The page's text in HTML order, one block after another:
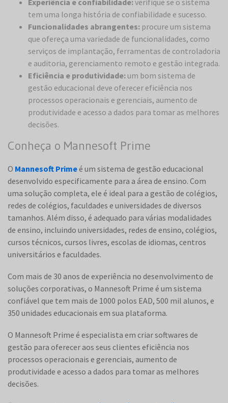
tem uma longa história de confiabilidade e sucesso.
Funcionalidades abrangentes: procure um sistema
que ofereça uma variedade de funcionalidades, como
serviços de implantação, ferramentas de controladoria
e auditoria, gerenciamento remoto e gestão integrada​​.
Eficiência e produtividade: um bom sistema de
gestão educacional deve oferecer eficiência nos
processos operacionais e gerenciais, aumento de
produtividade e acesso a dados para tomar as melhores
decisões​​.
Conheça o Mannesoft Prime
O Mannesoft Primeé um sistema de gestão educacional
desenvolvido especificamente para a área de ensino. Com
uma solução completa, ele é ideal para a gestão de colégios,
redes de colégios, faculdades e universidades de diversos
tamanhos​​. Além disso, é adequado para várias modalidades
de ensino, incluindo universidades, redes de ensino, colégios,
cursos técnicos, cursos livres, escolas de idiomas, centros
universitários e faculdades​​.
Com mais de 30 anos de experiência no desenvolvimento de
soluções corporativas, o Mannesoft Prime é um sistema
confiável que tem mais de 1000 polos EAD, 500 mil alunos, e
350 unidades educacionais em sua plataforma​​.
O Mannesoft Prime é especialista em criar softwares de
gestão para oferecer aos seus clientes eficiência nos
processos operacionais e gerenciais, aumento de
produtividade e acesso a dados para tomar as melhores
decisões​.